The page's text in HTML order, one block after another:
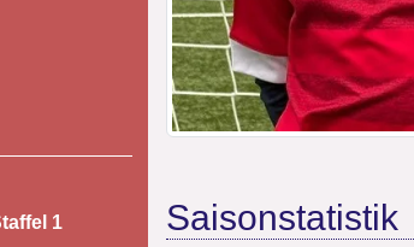
1 Saisonstatistik